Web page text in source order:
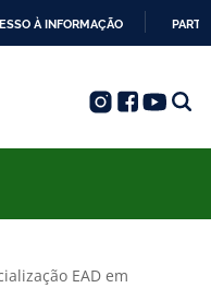
À INFORMAÇÃO
EAD em